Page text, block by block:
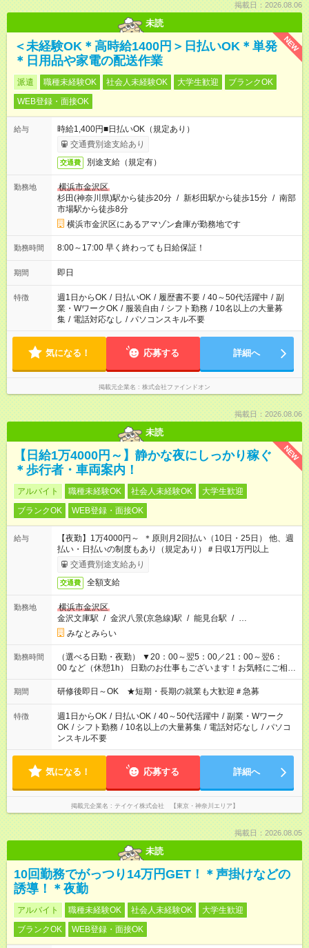
掲載日：2026.08.06
未読
NEW
＜未経験OK＊高時給1400円＞日払いOK＊単発
＊日用品や家電の配送作業
派遣 職種未経験OK 社会人未経験OK 大学生歓迎
ブランクOK
WEB登録・面接OK
給与
時給1,400円■日払いOK（規定あり）
交通費別途支給あり
交通費 別途支給（規定有）
勤務地
横浜市金沢区
杉田(神奈川県)駅から徒歩20分 / 新杉田駅から徒歩15分 / 南部
市場駅から徒歩8分
横浜市金沢区にあるアマゾン倉庫が勤務地です
勤務時間 8:00～17:00 早く終わっても日給保証！
期間 即日
特徴 週1日からOK / 日払いOK / 履歴書不要 / 40～50代活躍中 / 副
業・WワークOK / 服装自由 / シフト勤務 / 10名以上の大量募
集 / 電話対応なし / パソコンスキル不要
気になる！ 応募する 詳細へ
掲載元企業名 株式会社ファインドオン
掲載日：2026.08.06
未読
NEW
【日給1万4000円～】静かな夜にしっかり稼ぐ
＊歩行者・車両案内！
アルバイト 職種未経験OK 社会人未経験OK
大学生歓迎
ブランクOK
WEB登録・面接OK
給与
【夜勤】1万4000円～ ＊原則月2回払い（10日・25日） 他、週
払い・日払いの制度もあり（規定あり）＃日収1万円以上
交通費別途支給あり
交通費 全額支給
勤務地
横浜市金沢区
金沢文庫駅 / 金沢八景(京急線)駅 / 能見台駅 / …
みなとみらい
勤務時間
（選べる日勤・夜勤） ▼20：00～翌5：00／21：00～翌6：
00 など（休憩1h） 日勤のお仕事もございます！お気軽にご相談
ください！
期間 研修後即日～OK ★短期・長期の就業も大歓迎＃急募
特徴 週1日からOK / 日払いOK / 40～50代活躍中 / 副業・Wワーク
OK / シフト勤務 / 10名以上の大量募集 / 電話対応なし / パソコ
ンスキル不要
気になる！ 応募する 詳細へ
掲載元企業名 テイケイ株式会社 【東京・神奈川エリア】
掲載日：2026.08.05
未読
10回勤務でがっつり14万円GET！＊声掛けなどの
誘導！＊夜勤
アルバイト 職種未経験OK 社会人未経験OK
大学生歓迎
ブランクOK
WEB登録・面接OK